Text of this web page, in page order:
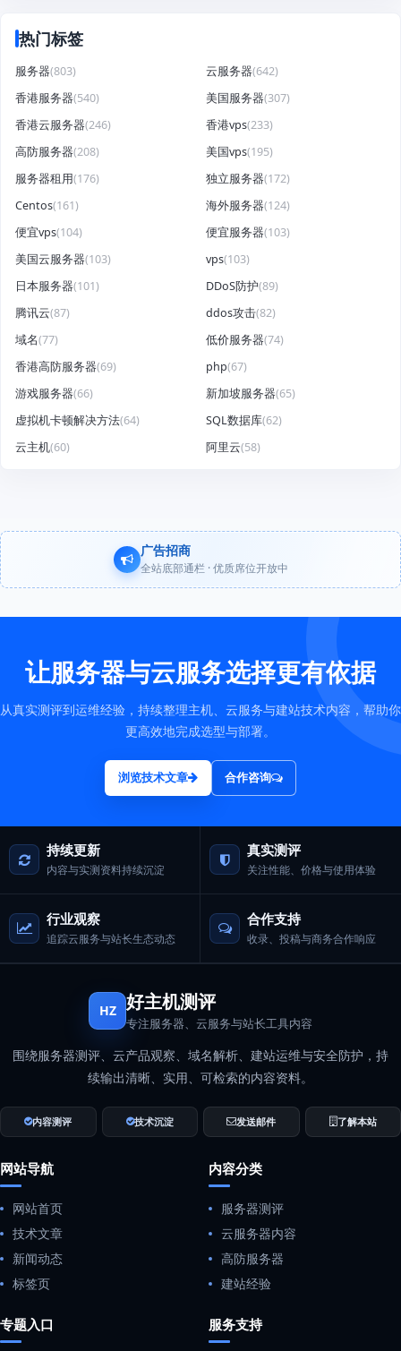
热门标签
服务器(803) 云服务器(642)
香港服务器(540) 美国服务器(307)
香港云服务器(246) 香港vps(233)
高防服务器(208) 美国vps(195)
服务器租用(176) 独立服务器(172)
Centos(161) 海外服务器(124)
便宜vps(104) 便宜服务器(103)
美国云服务器(103) vps(103)
日本服务器(101) DDoS防护(89)
腾讯云(87) ddos攻击(82)
域名(77) 低价服务器(74)
香港高防服务器(69) php(67)
游戏服务器(66) 新加坡服务器(65)
虚拟机卡顿解决方法(64) SQL数据库(62)
云主机(60) 阿里云(58)
广告招商
全站底部通栏 · 优质席位开放中
让服务器与云服务选择更有依据
从真实测评到运维经验，持续整理主机、云服务与建站技术内容，帮助你
更高效地完成选型与部署。
浏览技术文章 合作咨询
持续更新
内容与实测资料持续沉淀
真实测评
关注性能、价格与使用体验
行业观察
追踪云服务与站长生态动态
合作支持
收录、投稿与商务合作响应
HZ 好主机测评
专注服务器、云服务与站长工具内容
围绕服务器测评、云产品观察、域名解析、建站运维与安全防护，持
续输出清晰、实用、可检索的内容资料。
内容测评 技术沉淀 发送邮件 了解本站
网站导航
网站首页
技术文章
新闻动态
标签页
内容分类
服务器测评
云服务器内容
高防服务器
建站经验
专题入口 服务支持